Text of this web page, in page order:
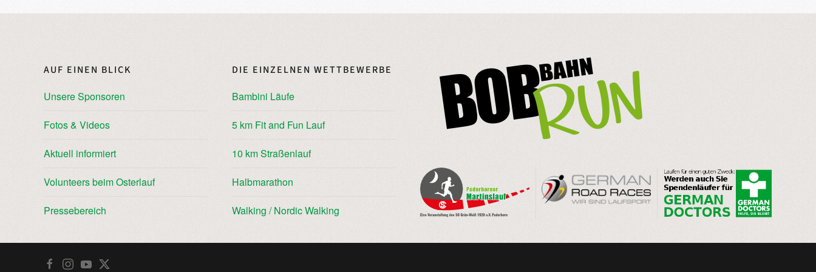
AUF EINEN BLICK
Unsere Sponsoren
Fotos & Videos
Aktuell informiert
Volunteers beim Osterlauf
Pressebereich
DIE EINZELNEN WETTBEWERBE
Bambini Läufe
5 km Fit and Fun Lauf
10 km Straßenlauf
Halbmarathon
Walking / Nordic Walking